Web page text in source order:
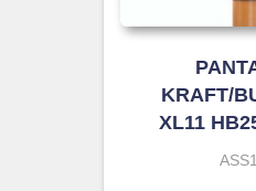
KRAFT/
XL11